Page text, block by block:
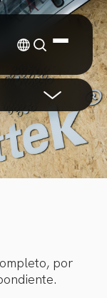
por